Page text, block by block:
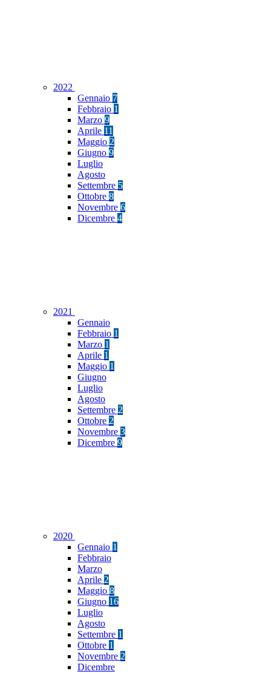
2022
Gennaio 7
Febbraio 1
Marzo 9
Aprile 11
Maggio 2
Giugno 9
Luglio
Agosto
Settembre 5
Ottobre 8
Novembre 6
Dicembre 4
2021
Gennaio
Febbraio 1
Marzo 1
Aprile 1
Maggio 1
Giugno
Luglio
Agosto
Settembre 2
Ottobre 2
Novembre 3
Dicembre 9
2020
Gennaio 1
Febbraio
Marzo
Aprile 2
Maggio 8
Giugno 16
Luglio
Agosto
Settembre 1
Ottobre 1
Novembre 2
Dicembre